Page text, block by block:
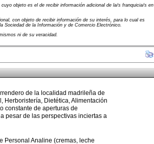
objeto es el de recibir información adicional de la/s franquicia/s en
con objeto de recibir información de su interés, para lo cual es
Sociedad de la Información y de Comercio Electrónico.
ni de su veracidad.
de la localidad madrileña de
Herboristería, Dietética, Alimentación
constante de aperturas de
pesar de las perspectivas inciertas a
Personal Analine (cremas, leche